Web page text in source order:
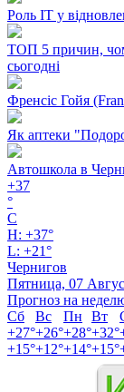
Роль ІТ у
ТОП 5 причин,
сьогодні
Френсіс Гойя
Як аптеки
Автошкола в
+37
°
C
H: +37°
L: +21°
Чернигов
Пятница, 07
Прогноз на
Сб
Вс Пн Вт
+27°+26°+28°+32°
+15°+12°+14°+15°